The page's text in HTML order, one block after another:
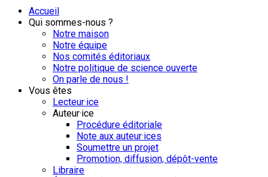
Accueil
Qui sommes-nous ?
Notre maison
Notre équipe
Nos comités éditoriaux
Notre politique de science ouverte
On parle de nous !
Vous êtes
Lecteur·ice
Auteur·ice
Procédure éditoriale
Note aux auteur·ices
Soumettre un projet
Promotion, diffusion, dépôt-vente
Libraire